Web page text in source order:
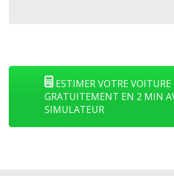
ESTIMER VOTRE VOITURE
GRATUITEMENT EN 2 MIN
SIMULATEUR